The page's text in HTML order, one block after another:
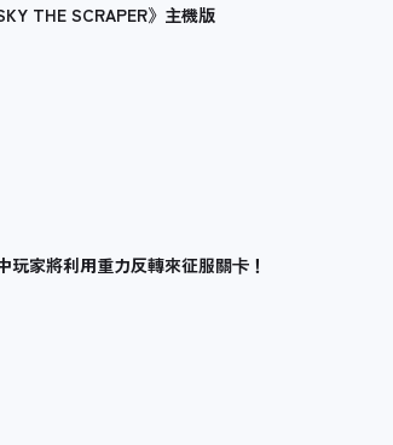
THE SCRAPER》主機版
家將利用重力反轉來征服關卡！